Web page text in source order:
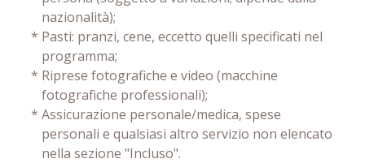
nazionalità);
* Pasti: pranzi, cene, eccetto quelli specificati nel
programma;
* Riprese fotografiche e video (macchine
fotografiche professionali);
* Assicurazione personale/medica, spese
personali e qualsiasi altro servizio non elencato
nella sezione "Incluso".